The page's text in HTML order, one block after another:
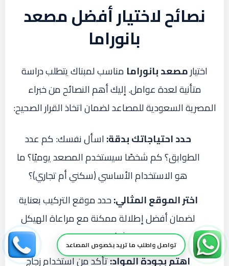
نصائح لاختيار أفضل مصعد
بانوراما
اختيارمصعد بانوراما مناسب لمبناك يتطلب دراسة
متأنية لعدة عوامل. إليك أهم النصائح من خبراء
المصرية السعودية للمصاعد لضمان اتخاذ القرار الصحيح:
حدد احتياجاتك بدقة:اسأل نفسك: كم عدد
الطوابق؟ كم شخصًا سيستخدم المصعد يوميًا؟ ما
هو الاستخدام الأساسي (سكني أم تجاري)؟
اختر الموقع المثالي:حدد موقع التركيب بعناية
لضمان أفضل إطلالة ممكنة مع مراعاة الهيكل
الإنشائي للمبنى.
اهتم بجودة المواد:تأكد من استخدام زجاج
تواصل واطلب ما تريد بخصوص المصاعد